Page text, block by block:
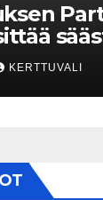
niitä
KERTTUVALI